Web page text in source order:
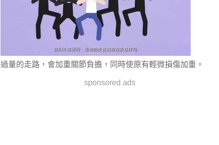
過量的走路，會加重關節負擔，同時使原有輕微損傷加重。
sponsored ads